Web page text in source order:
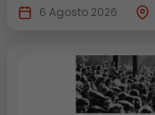
6 Agosto 2026